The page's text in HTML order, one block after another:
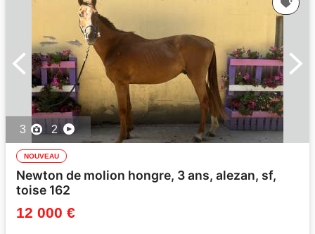
3 2
NOUVEAU
Newton de molion hongre, 3 ans, alezan, sf,
toise 162
12 000 €